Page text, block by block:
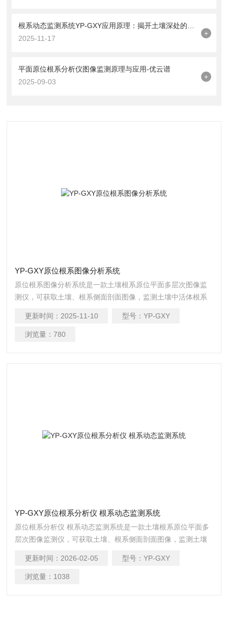
根系动态监测系统YP-GXY应用原理：揭开土壤深处的生命轨迹
2025-11-17
+
平面原位根系分析仪图像监测原理与应用-优云谱
2025-09-03
+
YP-GXY原位根系图像分析系统
原位根系图像分析系统是一款土壤根系原位平面多层次图像监
测仪，可获取土壤、根系侧面剖面图像，监测土壤中活体根系
更新时间： 2025-11-10 型号： YP-GXY
浏览量： 780
YP-GXY原位根系分析仪 根系动态监测系统
原位根系分析仪 根系动态监测系统是一款土壤根系原位平面多
层次图像监测仪，可获取土壤、根系侧面剖面图像，监测土壤
详细结构。
更新时间： 2026-02-05 型号： YP-GXY
浏览量： 1038